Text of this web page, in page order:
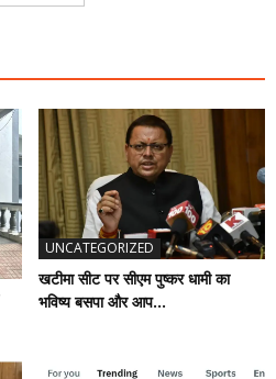
UNCATEGORIZED
खटीमा सीट पर सीएम पुष्कर धामी का
भविष्य बसपा और आप...